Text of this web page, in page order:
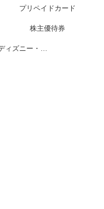
プリペイドカード
株主優待券
レジャーチケット（ディズニー・USJ他）